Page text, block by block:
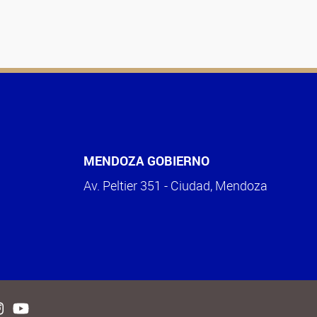
MENDOZA GOBIERNO
Av. Peltier 351 - Ciudad, Mendoza